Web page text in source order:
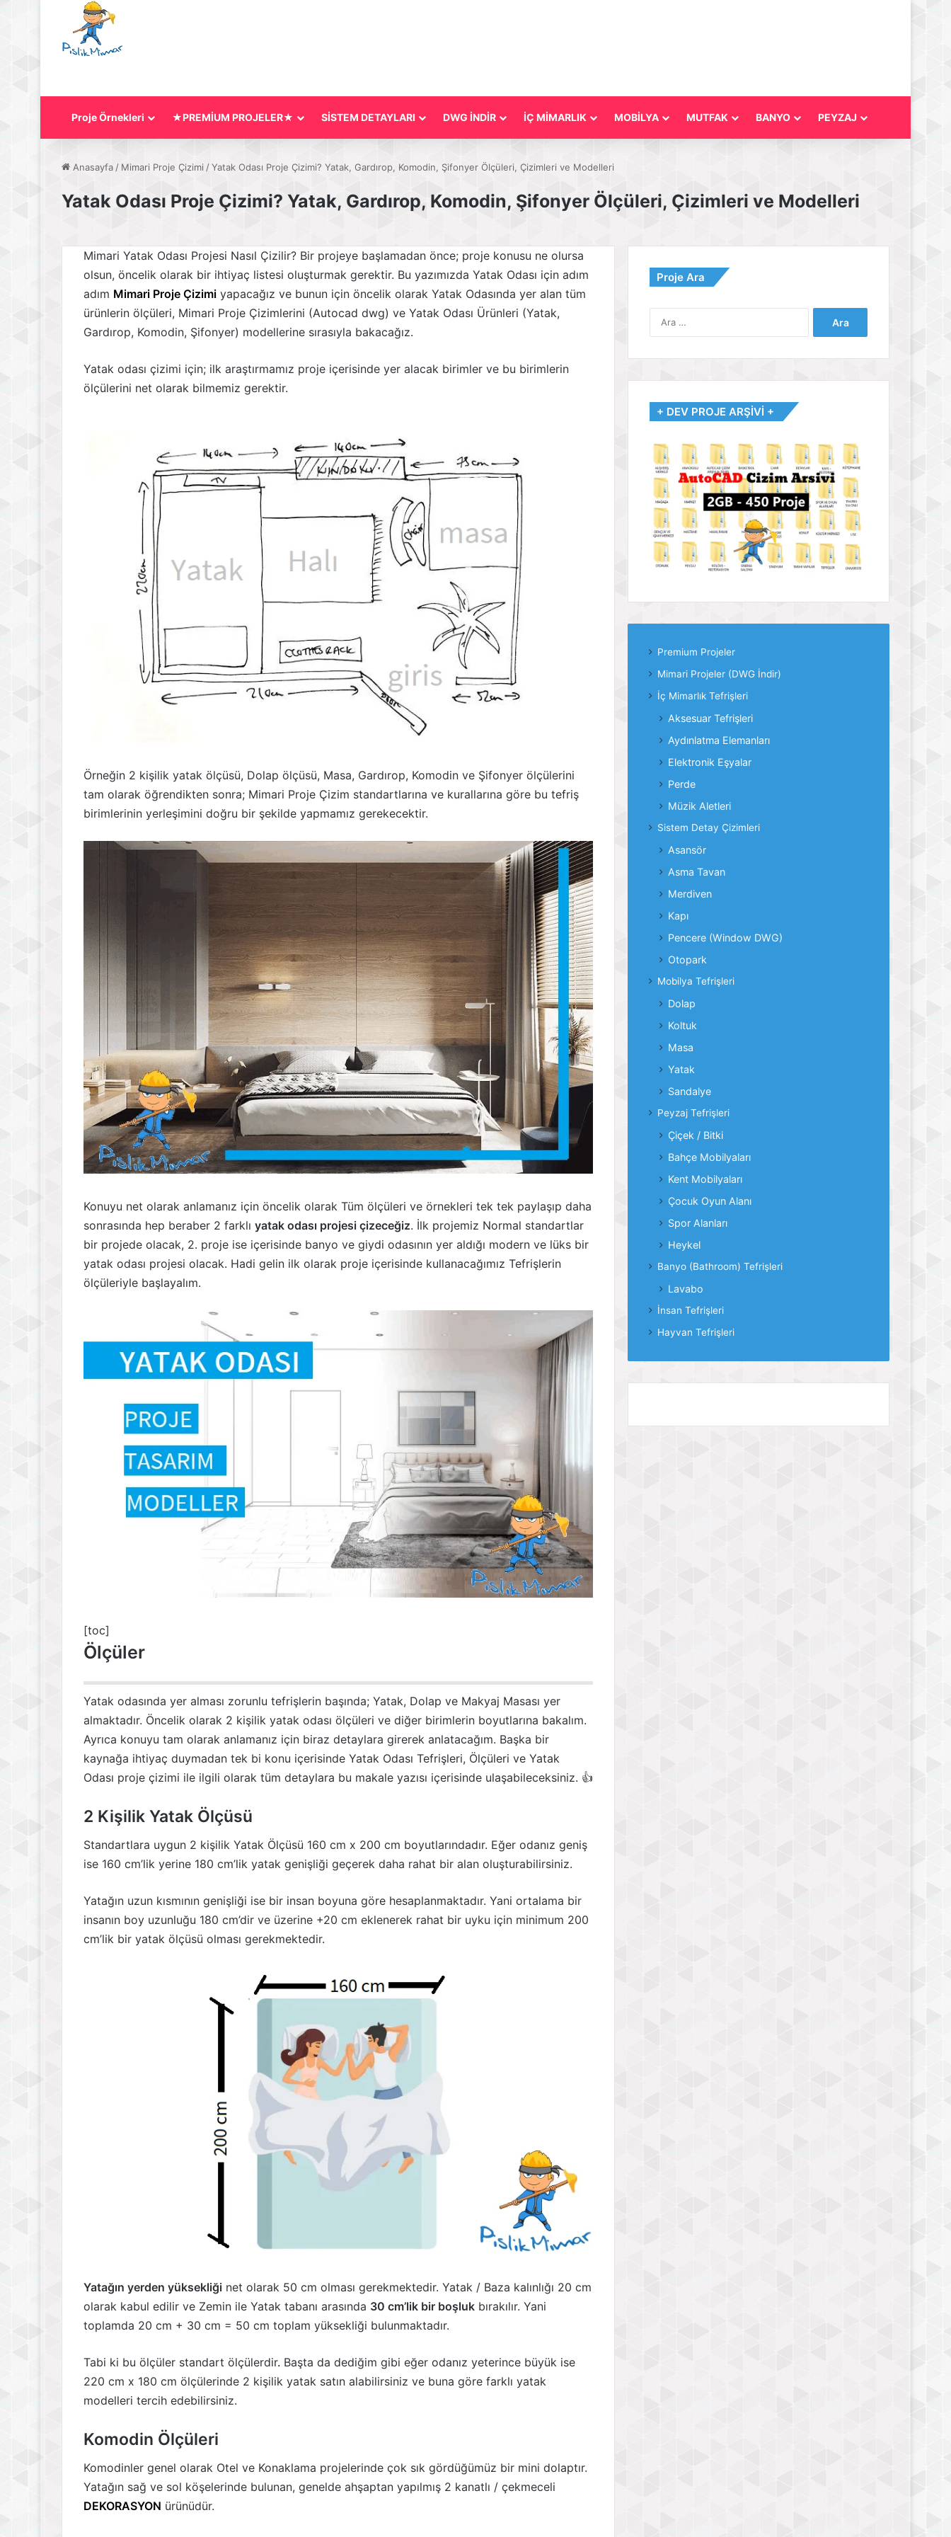
Proje Örnekleri ★PREMİUM PROJELER★ SİSTEM DETAYLARI DWG İNDİR İÇ MİMARLIK MOBİLYA MUTFAK BANYO PEYZAJ
Anasayfa / Mimari Proje Çizimi /Yatak Odası Proje Çizimi? Yatak, Gardırop, Komodin, Şifonyer Ölçüleri, Çizimleri ve Modelleri
Yatak Odası Proje Çizimi? Yatak, Gardırop, Komodin, Şifonyer Ölçüleri, Çizimleri ve Modelleri
Mimari Yatak Odası Projesi Nasıl Çizilir? Bir projeye başlamadan önce; proje konusu ne olursa
olsun, öncelik olarak bir ihtiyaç listesi oluşturmak gerektir. Bu yazımızda Yatak Odası için adım
adım Mimari Proje Çizimi yapacağız ve bunun için öncelik olarak Yatak Odasında yer alan tüm
ürünlerin ölçüleri, Mimari Proje Çizimlerini (Autocad dwg) ve Yatak Odası Ürünleri (Yatak,
Gardırop, Komodin, Şifonyer) modellerine sırasıyla bakacağız.
Yatak odası çizimi için; ilk araştırmamız proje içerisinde yer alacak birimler ve bu birimlerin
ölçülerini net olarak bilmemiz gerektir.
Örneğin 2 kişilik yatak ölçüsü, Dolap ölçüsü, Masa, Gardırop, Komodin ve Şifonyer ölçülerini
tam olarak öğrendikten sonra; Mimari Proje Çizim standartlarına ve kurallarına göre bu tefriş
birimlerinin yerleşimini doğru bir şekilde yapmamız gerekecektir.
Konuyu net olarak anlamanız için öncelik olarak Tüm ölçüleri ve örnekleri tek tek paylaşıp daha
sonrasında hep beraber 2 farklı yatak odası projesi çizeceğiz. İlk projemiz Normal standartlar
bir projede olacak, 2. proje ise içerisinde banyo ve giydi odasının yer aldığı modern ve lüks bir
yatak odası projesi olacak. Hadi gelin ilk olarak proje içerisinde kullanacağımız Tefrişlerin
ölçüleriyle başlayalım.
[toc]
Ölçüler
Yatak odasında yer alması zorunlu tefrişlerin başında; Yatak, Dolap ve Makyaj Masası yer
almaktadır. Öncelik olarak 2 kişilik yatak odası ölçüleri ve diğer birimlerin boyutlarına bakalım.
Ayrıca konuyu tam olarak anlamanız için biraz detaylara girerek anlatacağım. Başka bir
kaynağa ihtiyaç duymadan tek bi konu içerisinde Yatak Odası Tefrişleri, Ölçüleri ve Yatak
Odası proje çizimi ile ilgili olarak tüm detaylara bu makale yazısı içerisinde ulaşabileceksiniz. 👍
2 Kişilik Yatak Ölçüsü
Standartlara uygun 2 kişilik Yatak Ölçüsü 160 cm x 200 cm boyutlarındadır. Eğer odanız geniş
ise 160 cm’lik yerine 180 cm’lik yatak genişliği geçerek daha rahat bir alan oluşturabilirsiniz.
Yatağın uzun kısmının genişliği ise bir insan boyuna göre hesaplanmaktadır. Yani ortalama bir
insanın boy uzunluğu 180 cm’dir ve üzerine +20 cm eklenerek rahat bir uyku için minimum 200
cm’lik bir yatak ölçüsü olması gerekmektedir.
Yatağın yerden yüksekliği net olarak 50 cm olması gerekmektedir. Yatak / Baza kalınlığı 20 cm
olarak kabul edilir ve Zemin ile Yatak tabanı arasında 30 cm’lik bir boşluk bırakılır. Yani
toplamda 20 cm + 30 cm = 50 cm toplam yüksekliği bulunmaktadır.
Tabi ki bu ölçüler standart ölçülerdir. Başta da dediğim gibi eğer odanız yeterince büyük ise
220 cm x 180 cm ölçülerinde 2 kişilik yatak satın alabilirsiniz ve buna göre farklı yatak
modelleri tercih edebilirsiniz.
Komodin Ölçüleri
Komodinler genel olarak Otel ve Konaklama projelerinde çok sık gördüğümüz bir mini dolaptır.
Yatağın sağ ve sol köşelerinde bulunan, genelde ahşaptan yapılmış 2 kanatlı / çekmeceli
DEKORASYON ürünüdür.
Proje Ara
+ DEV PROJE ARŞİVİ +
Premium Projeler
Mimari Projeler (DWG İndir)
İç Mimarlık Tefrişleri
Aksesuar Tefrişleri
Aydınlatma Elemanları
Elektronik Eşyalar
Perde
Müzik Aletleri
Sistem Detay Çizimleri
Asansör
Asma Tavan
Merdiven
Kapı
Pencere (Window DWG)
Otopark
Mobilya Tefrişleri
Dolap
Koltuk
Masa
Yatak
Sandalye
Peyzaj Tefrişleri
Çiçek / Bitki
Bahçe Mobilyaları
Kent Mobilyaları
Çocuk Oyun Alanı
Spor Alanları
Heykel
Banyo (Bathroom) Tefrişleri
Lavabo
İnsan Tefrişleri
Hayvan Tefrişleri